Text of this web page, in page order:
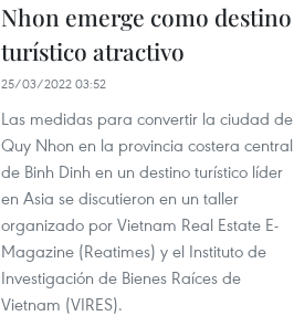
Nhon emerge como destino
turístico atractivo
25/03/2022 03:52
Las medidas para convertir la ciudad de
Quy Nhon en la provincia costera central
de Binh Dinh en un destino turístico líder
en Asia se discutieron en un taller
organizado por Vietnam Real Estate E-
Magazine (Reatimes) y el Instituto de
Investigación de Bienes Raíces de
Vietnam (VIRES).